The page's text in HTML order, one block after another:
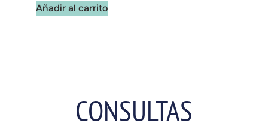
Añadir al carrito
CONSULTAS